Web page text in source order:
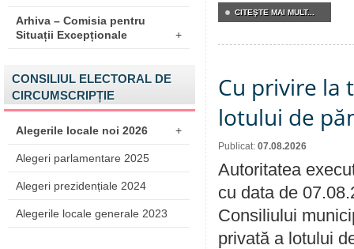
Arhiva – Comisia pentru
Situații Excepționale
+
CONSILIUL ELECTORAL DE
CIRCUMSCRIPȚIE
Alegerile locale noi 2026 +
Alegeri parlamentare 2025
Alegeri prezidențiale 2024
Alegerile locale generale 2023
CITEŞTE MAI MULT...
Cu privire la
lotului de
Publicat: 07.08.2026
Autoritatea
cu data de
Consiliului
privată a lotului